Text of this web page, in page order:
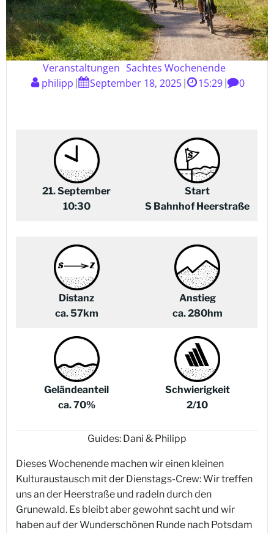
Veranstaltungen Sachtes Wochenende
philipp
September 18, 2025 15:29 0
21. September
10:30
Start
S Bahnhof Heerstraße
Distanz
ca. 57km
Anstieg
ca. 280hm
Geländeanteil
ca. 70%
Schwierigkeit
2/10
Guides: Dani & Philipp
Dieses Wochenende machen wir einen kleinen
Kulturaustausch mit der Dienstags-Crew: Wir treffen
uns an der Heerstraße und radeln durch den
Grunewald. Es bleibt aber gewohnt sacht und wir
haben auf der Wunderschönen Runde nach Potsdam